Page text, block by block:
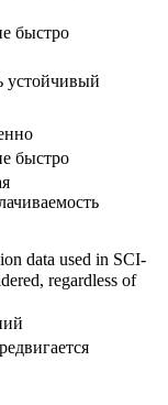
быстро
устойчивый
быстро
data used in SCI-
regardless of